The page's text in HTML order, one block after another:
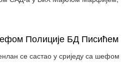
Полиције БД Писићем
се састао у сриједу са шефом